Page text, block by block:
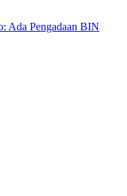
Ada Pengadaan BIN